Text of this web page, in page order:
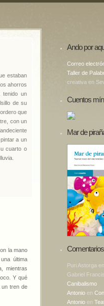
estaban
ahorros
tenido un
de su
que
con un
a un
cuarto o
la mano
última
mientras
Y qué
un tren de
Ando por
Correo
Taller de
creativa en
Cuentos
Mar de
Puri Astorga en
Gabriel
Canibalismo
Antonio en
Antonio en